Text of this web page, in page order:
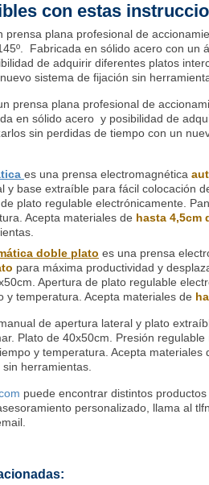
con estas
prensa plana profesional de
Fabricada en sólido acero con un
de adquirir diferentes platos
sistema de fijación sin
prensa plana profesional de
en sólido acero y posibilidad de
sin perdidas de tiempo con un
es una prensa electromagnética
y base extraíble para fácil colocación
plato regulable electrónicamente.
Acepta materiales de hasta 4,5cm
doble plato es una prensa
para máxima productividad y
Apertura de plato regulable
y temperatura. Acepta materiales de
de apertura lateral y plato
Plato de 40x50cm. Presión
y temperatura. Acepta materiales
herramientas.
puede encontrar distintos
personalizado, llama al